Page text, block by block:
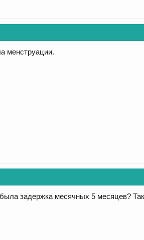
менструации.
задержка месячных 5 месяцев?